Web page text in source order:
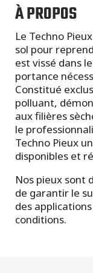
À PROPOS
Le Techno
sol pour
est vissé dans
portance
Constitué
polluant,
aux filières
le
Techno Pieux
disponibles et
Nos pieux sont
de garantir le
des
conditions.